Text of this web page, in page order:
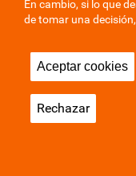
En cambio, si lo que
de tomar una decisión,
Aceptar cookies
Rechazar